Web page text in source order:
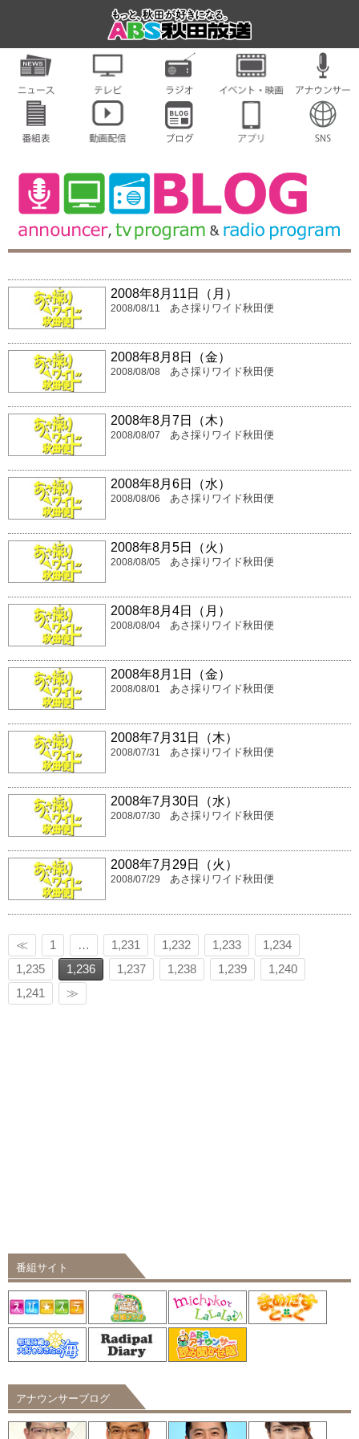
2008年8月11日（月）
2008/08/11 あさ採りワイド秋田便
2008年8月8日（金）
2008/08/08 あさ採りワイド秋田便
2008年8月7日（木）
2008/08/07 あさ採りワイド秋田便
2008年8月6日（水）
2008/08/06 あさ採りワイド秋田便
2008年8月5日（火）
2008/08/05 あさ採りワイド秋田便
2008年8月4日（月）
2008/08/04 あさ採りワイド秋田便
2008年8月1日（金）
2008/08/01 あさ採りワイド秋田便
2008年7月31日（木）
2008/07/31 あさ採りワイド秋田便
2008年7月30日（水）
2008/07/30 あさ採りワイド秋田便
2008年7月29日（火）
2008/07/29 あさ採りワイド秋田便
≪ 1 … 1,231 1,232 1,233
1,234
1,235
1,236 1,237 1,238 1,239
1,240
1,241
≫
番組サイト
アナウンサーブログ